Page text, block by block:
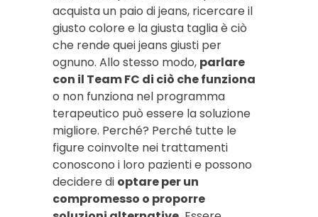
acquista un paio di jeans, ricercare il
giusto colore e la giusta taglia è ciò
che rende quei jeans giusti per
ognuno. Allo stesso modo, parlare
con il Team FC di ciò che funziona
o non funziona nel programma
terapeutico può essere la soluzione
migliore. Perché? Perché tutte le
figure coinvolte nei trattamenti
conoscono i loro pazienti e possono
decidere di optare per un
compromesso o proporre